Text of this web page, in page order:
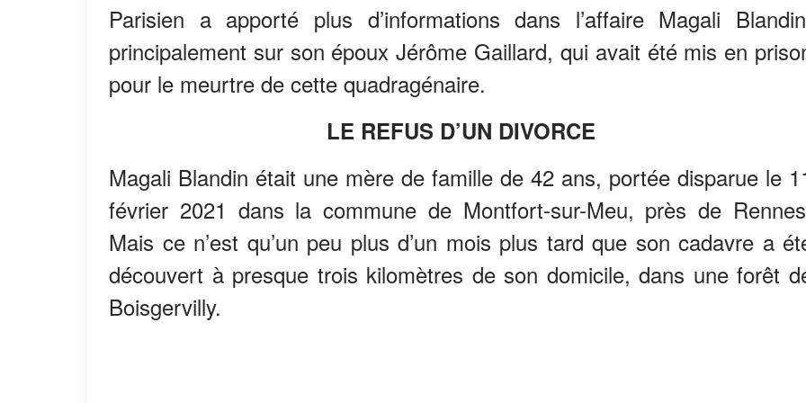
Parisien a apporté plus d’informations dans l’affaire Magali
principalement sur son époux Jérôme Gaillard, qui avait été mis en
pour le meurtre de cette quadragénaire.
LE REFUS D’UN DIVORCE
Magali Blandin était une mère de famille de 42 ans, portée disparue le
février 2021 dans la commune de Montfort-sur-Meu, près de
Mais ce n’est qu’un peu plus d’un mois plus tard que son cadavre a
découvert à presque trois kilomètres de son domicile, dans une forêt
Boisgervilly.